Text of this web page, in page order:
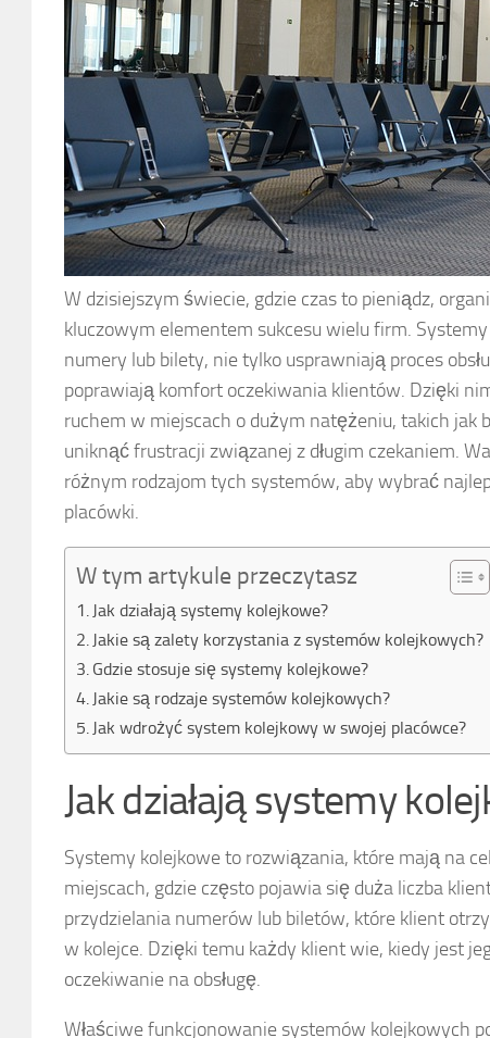
W dzisiejszym świecie, gdzie czas to pieniądz,
kluczowym elementem sukcesu wielu firm.
numery lub bilety, nie tylko usprawniają proces
poprawiają komfort oczekiwania klientów. Dzięki
ruchem w miejscach o dużym natężeniu, takich jak
uniknąć frustracji związanej z długim czekaniem.
różnym rodzajom tych systemów, aby wybrać
placówki.
W tym artykule przeczytasz
Jak działają systemy kolejkowe?
Jakie są zalety korzystania z systemów kolejkowych?
Gdzie stosuje się systemy kolejkowe?
Jakie są rodzaje systemów kolejkowych?
Jak wdrożyć system kolejkowy w swojej placówce?
Jak działają systemy
Systemy kolejkowe to rozwiązania, które mają na
miejscach, gdzie często pojawia się duża liczba
przydzielania numerów lub biletów, które klient
w kolejce. Dzięki temu każdy klient wie, kiedy jest
oczekiwanie na obsługę.
Właściwe funkcjonowanie systemów kolejkowych